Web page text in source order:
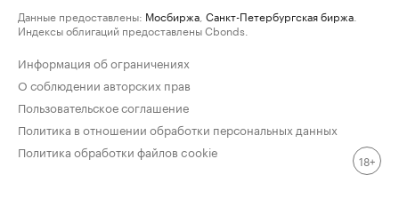
Данные предоставлены: Мосбиржа Санкт-Петербургская биржа
Индексы облигаций предоставлены Cbonds.
Информация об ограничениях
О соблюдении авторских прав
Пользовательское соглашение
Политика в отношении обработки персональных данных
Политика обработки файлов cookie
18+